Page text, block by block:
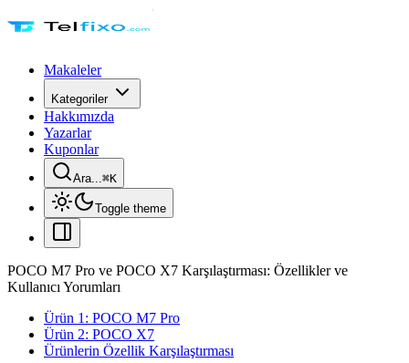
Makaleler
Kategoriler
Hakkımızda
Yazarlar
Kuponlar
Ara...⌘K
Toggle theme
POCO M7 Pro ve POCO X7 Karşılaştırması: Özellikler ve
Kullanıcı Yorumları
Ürün 1: POCO M7 Pro
Ürün 2: POCO X7
Ürünlerin Özellik Karşılaştırması